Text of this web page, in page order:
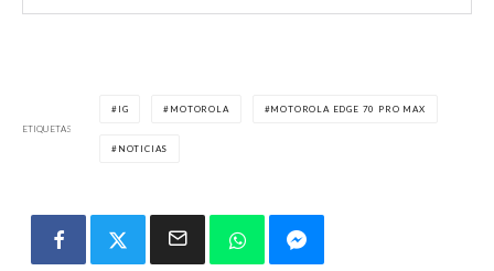
ETIQUETAS
IG MOTOROLA MOTOROLA EDGE 70 PRO MAX
NOTICIAS